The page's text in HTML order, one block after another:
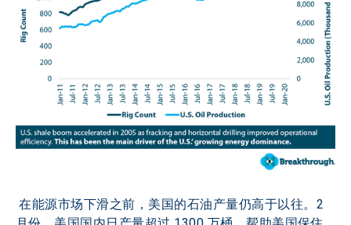
在能源市场下滑之前，美国的石油产量仍高于以往。2